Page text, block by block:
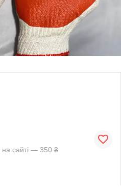
на сайті — 350 ₴